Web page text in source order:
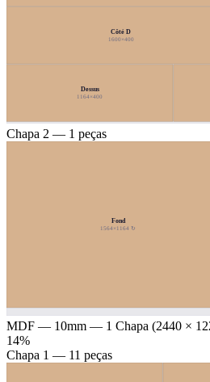
Côté D
1600×400
Dessus
1164×400
Chapa 2 — 1 peças
Fond
1564×1164 ↻
MDF — 10mm — 1 Chapa (2440 ×
14%
Chapa 1 — 11 peças